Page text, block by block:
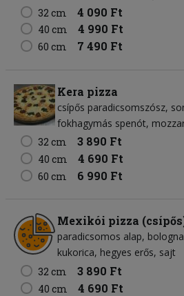
32 cm
4 090 Ft
40 cm 4 990 Ft
60 cm 7 490 Ft
Kera pizza
csípős paradicsomszósz
fokhagymás spenót
32 cm
3 890 Ft
40 cm 4 690 Ft
60 cm 6 990 Ft
Mexikói pizza
paradicsomos alap
kukorica hegyes erős sajt
32 cm
3 890 Ft
40 cm 4 690 Ft